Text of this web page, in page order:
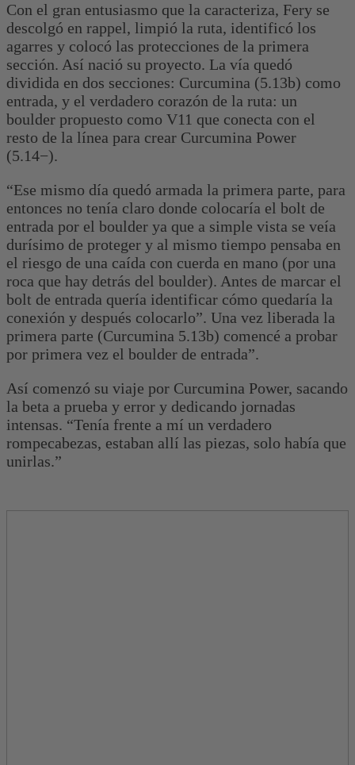
Con el gran entusiasmo que la caracteriza, Fery se
descolgó en rappel, limpió la ruta, identificó los
agarres y colocó las protecciones de la primera
sección. Así nació su proyecto. La vía quedó
dividida en dos secciones: Curcumina (5.13b) como
entrada, y el verdadero corazón de la ruta: un
boulder propuesto como V11 que conecta con el
resto de la línea para crear Curcumina Power
(5.14−).
“Ese mismo día quedó armada la primera parte, para
entonces no tenía claro donde colocaría el bolt de
entrada por el boulder ya que a simple vista se veía
durísimo de proteger y al mismo tiempo pensaba en
el riesgo de una caída con cuerda en mano (por una
roca que hay detrás del boulder). Antes de marcar el
bolt de entrada quería identificar cómo quedaría la
conexión y después colocarlo”. Una vez liberada la
primera parte (Curcumina 5.13b) comencé a probar
por primera vez el boulder de entrada”.
Así comenzó su viaje por Curcumina Power, sacando
la beta a prueba y error y dedicando jornadas
intensas. “Tenía frente a mí un verdadero
rompecabezas, estaban allí las piezas, solo había que
unirlas.”